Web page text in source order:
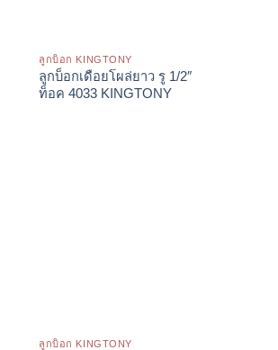
ลูกบ็อก KINGTONY
ลูกบ็อกเดือยโผล่ยาว รู 1/2″
ท็อค 4033 KINGTONY
ลูกบ็อก KINGTONY